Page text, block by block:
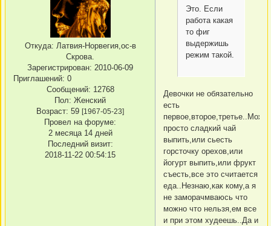
Откуда: Латвия-Норвегия,ос-в
Скрова.
Зарегистрирован: 2010-06-09
Приглашений: 0
Сообщений: 12768
Пол: Женский
Возраст: 59 [1967-05-23]
Провел на форуме:
2 месяца 14 дней
Последний визит:
2018-11-22 00:54:15
Это. Если
работа какая
то фиг
выдержишь
режим такой.
Девочки не обязательно
есть
просто сладкий чай
выпить,или сьесть
горсточку орехов,или
йогурт выпить,или фрукт
съесть,все это считается
еда..Незнаю,как кому,а я
не заморачмваюсь что
можно что нельзя,ем все
и при этом худеешь..Да и